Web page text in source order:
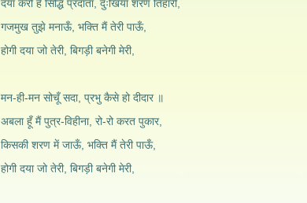
दया करो हे सिद्धि प्रदाता, दुःखिया शरण तिहारी,
गजमुख तुझे मनाऊँ, भक्ति मैं तेरी पाऊँ,
होगी दया जो तेरी, बिगड़ी बनेगी मेरी,
मन-ही-मन सोचूँ सदा, प्रभु कैसे हो दीदार ॥
अबला हूँ मैं पुत्र-विहीना, रो-रो करत पुकार,
किसकी शरण में जाऊँ, भक्ति मैं तेरी पाऊँ,
होगी दया जो तेरी, बिगड़ी बनेगी मेरी,